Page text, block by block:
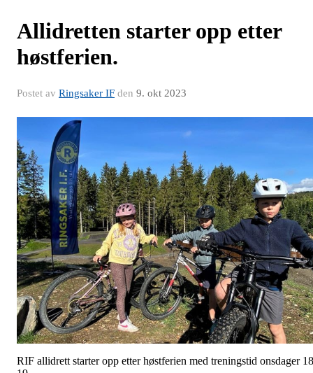
Allidretten starter opp etter
høstferien.
Postet av Ringsaker IF den 9. okt 2023
RIF allidrett starter opp etter høstferien med treningstid onsdager